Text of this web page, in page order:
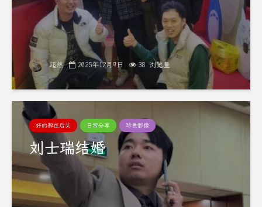
超然 2025年12月9日 38 浏览量
好的都在后头 日常分享 珍贵影像
刘士瑞结婚